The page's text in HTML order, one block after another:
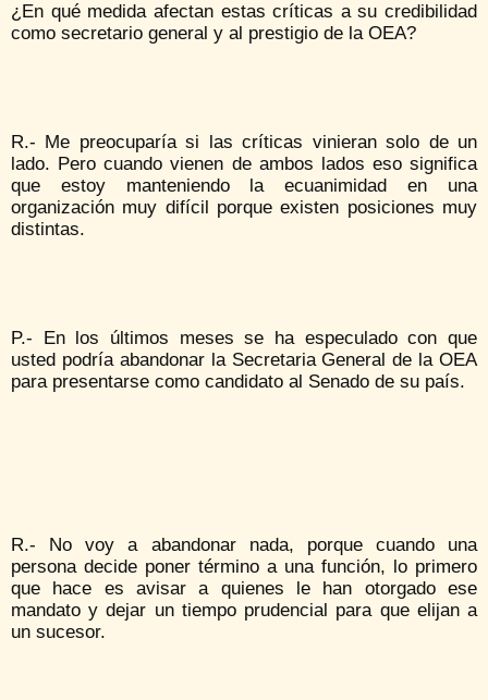
¿En qué medida afectan estas críticas a su credibilidad
como secretario general y al prestigio de la OEA?
R.- Me preocuparía si las críticas vinieran solo de un
lado. Pero cuando vienen de ambos lados eso significa
que estoy manteniendo la ecuanimidad en una
organización muy difícil porque existen posiciones muy
distintas.
P.- En los últimos meses se ha especulado con que
usted podría abandonar la Secretaria General de la OEA
para presentarse como candidato al Senado de su país.
R.- No voy a abandonar nada, porque cuando una
persona decide poner término a una función, lo primero
que hace es avisar a quienes le han otorgado ese
mandato y dejar un tiempo prudencial para que elijan a
un sucesor.